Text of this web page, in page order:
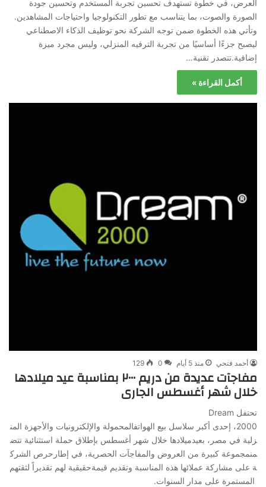
العرض، في خطوة تستهدف تحسين تجربة المستخدم وتحسين جودة
الصورة والصوت، بما يتناسب مع تطور التكنولوجيا واحتياجات المشاهدين.
وتأتي هذه الخطوة ضمن توجه الشركة نحو توظيف الذكاء الاصطناعي
ليصبح جزءًا أساسيًا من تجربة الترفيه المنزلي، وليس مجرد ميزة
إضافية.تتصدر تقنية…
أكمل القراءة »
أحمد فتحي منذ 5 أيام 0
129
مفاجآت عديدة من دريم ٢٠٠٠ بمناسبة عيد ميلادها
خلال شهر أغسطس الجارى
تحتفل Dream
2000، إحدى أكبر سلاسل بيع الهواتفالمحمولة والإلكترونيات والأجهزة المن
زلية في مصر، بعيدميلادها خلال شهر أغسطس بإطلاق حملة استثنائية تتض
منمجموعة كبيرة من العروض والمفاجآت الحصرية، في إطارحرص الشرك
ة على مشاركة عملائها هذه المناسبة وتقديم قيمةحقيقية لهم تقديراً لثقتهم
المستمرة على مدار السنوات.